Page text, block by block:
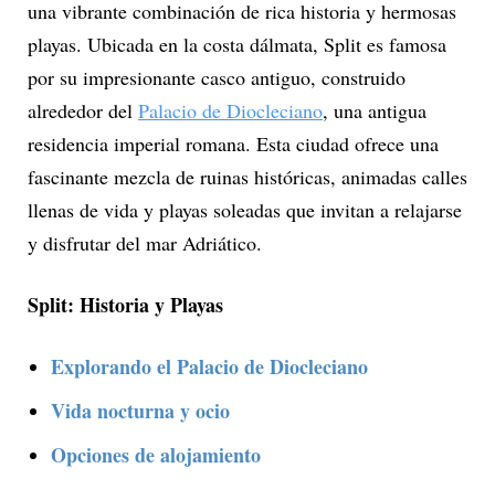
una vibrante combinación de rica historia y hermosas
playas. Ubicada en la costa dálmata, Split es famosa
por su impresionante casco antiguo, construido
alrededor del Palacio de Diocleciano, una antigua
residencia imperial romana. Esta ciudad ofrece una
fascinante mezcla de ruinas históricas, animadas calles
llenas de vida y playas soleadas que invitan a relajarse
y disfrutar del mar Adriático.
Split: Historia y Playas
Explorando el Palacio de Diocleciano
Vida nocturna y ocio
Opciones de alojamiento